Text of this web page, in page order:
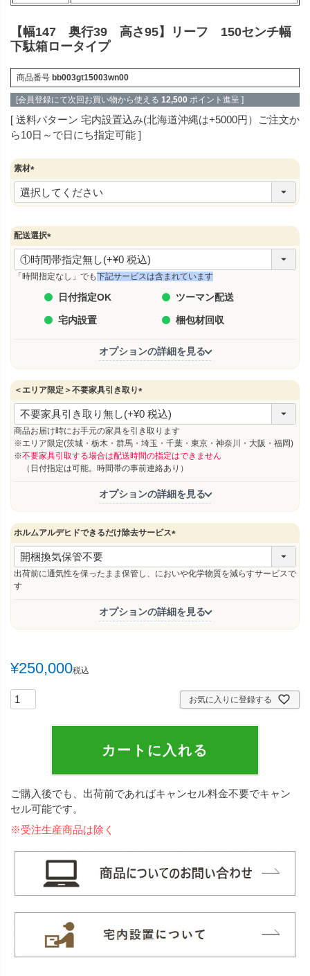
【幅147 奥行39 高さ95】リーフ 150センチ幅
下駄箱ロータイプ
商品番号 bb003gt15003wn00
[会員登録にて次回お買い物から使える 12,500 ポイント進呈 ]
送料パターン 宅内設置込み(北海道沖縄は+5000円）ご注文か
ら10日～で日にち指定可能
素材
(
必
須
配送選択
(
必
須
「時間指定なし」でも下記サービスは含まれています
日付指定OK ツーマン配送
宅内設置 梱包材回収
オプションの詳細を見る
＜エリア限定＞不要家具引き取り
(
必
須
商品お届け時にお手元の家具を引き取ります
※エリア限定(茨城・栃木・群馬・埼玉・千葉・東京・神奈川・大阪・福岡)
※不要家具引取する場合は配送時間の指定はできません
（日付指定は可能。時間帯の事前連絡あり）
オプションの詳細を見る
ホルムアルデヒドできるだけ除去サービス
(
須
出荷前に通気性を保ったまま保管し、においや化学物質を減らすサービスで
す
オプションの詳細を見る
¥250,000税込
お気に入りに登録する
カートに入れる
ご購入後でも、出荷前であればキャンセル料金不要でキャン
セル可能です。
※受注生産商品は除く